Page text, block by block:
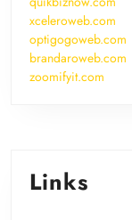
xceleroweb.com
optigogoweb.com
brandaroweb.com
zoomifyit.com
Links